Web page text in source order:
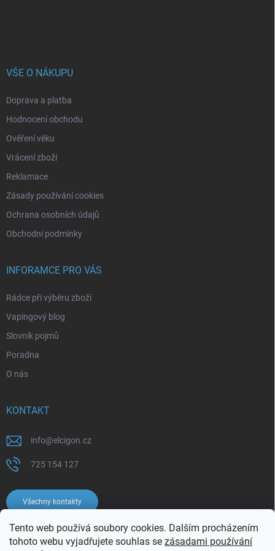
Tento web používá soubory cookies. Dalším procházením
tohoto webu vyjadřujete souhlas se zásadami používání
VŠE O NÁKUPU
Doprava a platba
Hodnocení obchodu
Ověření věku
Vrácení zboží
Reklamace
Zásady používání cookies
Ochrana osobních údajů
Obchodní podmínky
INFORAMCE PRO VÁS
Rádce při výběru zboží
Vapingový blog
Slovník pojmů
Poradna
O nás
KONTAKT
info@elcigon.cz
725 154 127
Všechny kontakty